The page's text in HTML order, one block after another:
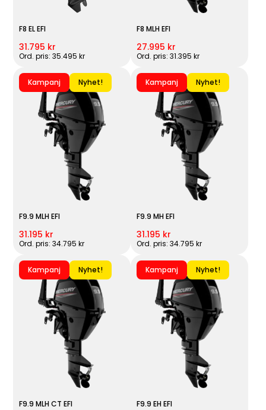
F8 EL EFI
31.795 kr
Ord. pris: 35.495 kr
F8 MLH EFI
27.995 kr
Ord. pris: 31.395 kr
Kampanj Nyhet!
F9.9 MLH EFI
31.195 kr
Ord. pris: 34.795 kr
Kampanj Nyhet!
F9.9 MH EFI
31.195 kr
Ord. pris: 34.795 kr
Kampanj Nyhet!
F9.9 MLH CT EFI
Kampanj Nyhet!
F9.9 EH EFI